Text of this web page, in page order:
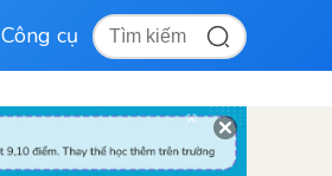
Công cụ